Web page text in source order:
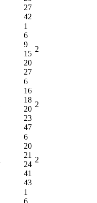
27
42
1
6
9
15
20
27
2
6
16
18
20
23
47
2
6
20
21
24
41
43
2
1
6